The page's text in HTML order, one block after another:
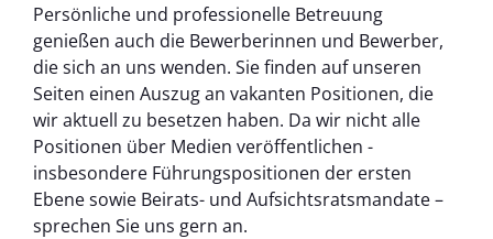
Persönliche und professionelle Betreuung
genießen auch die Bewerberinnen und Bewerber,
die sich an uns wenden. Sie finden auf unseren
Seiten einen Auszug an vakanten Positionen, die
wir aktuell zu besetzen haben. Da wir nicht alle
Positionen über Medien veröffentlichen -
insbesondere Führungspositionen der ersten
Ebene sowie Beirats- und Aufsichtsratsmandate –
sprechen Sie uns gern an.